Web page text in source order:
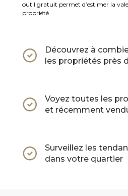
outil gratuit permet d’estimer la
propriété
Découvrez à
les propriétés près
Voyez toutes les
et récemment
Surveillez les
dans votre quartier